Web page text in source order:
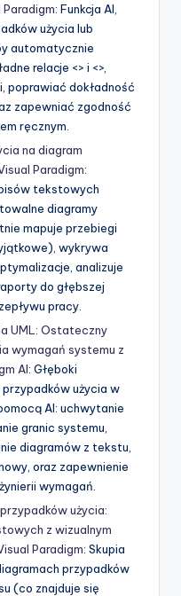
: Funkcja AI,
użycia lub
automatycznie
relacje <> i <>,
poprawiać dokładność
zapewniać zgodność
ręcznym.
na diagram
Paradigm:
tekstowych
diagramy
mapuje przebiegi
wykrywa
analizuje
do głębszej
pracy.
UML: Ostateczny
wymagań systemu z
AI: Głęboki
użycia w
AI: uchwytanie
granic systemu,
diagramów z tekstu,
oraz zapewnienie
wymagań.
użycia:
z wizualnym
Paradigm: Skupia
przypadków
(co znajduje się